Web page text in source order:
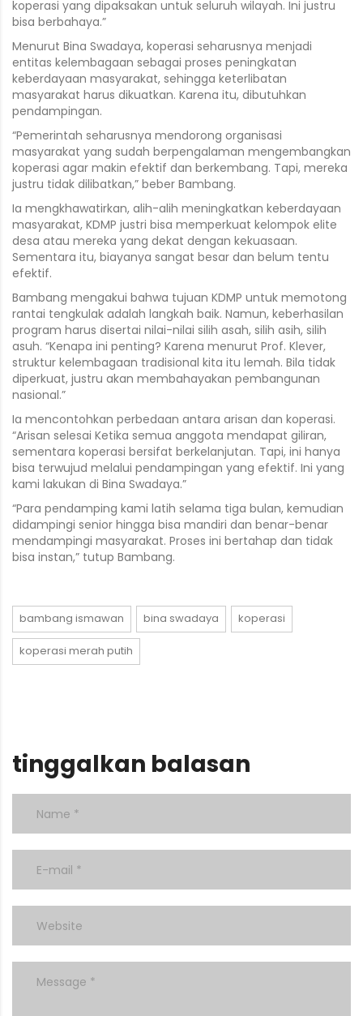
koperasi yang dipaksakan untuk seluruh wilayah. Ini justru
bisa berbahaya.”
Menurut Bina Swadaya, koperasi seharusnya menjadi
entitas kelembagaan sebagai proses peningkatan
keberdayaan masyarakat, sehingga keterlibatan
masyarakat harus dikuatkan. Karena itu, dibutuhkan
pendampingan.
“Pemerintah seharusnya mendorong organisasi
masyarakat yang sudah berpengalaman mengembangkan
koperasi agar makin efektif dan berkembang. Tapi, mereka
justru tidak dilibatkan,” beber Bambang.
Ia mengkhawatirkan, alih-alih meningkatkan keberdayaan
masyarakat, KDMP justri bisa memperkuat kelompok elite
desa atau mereka yang dekat dengan kekuasaan.
Sementara itu, biayanya sangat besar dan belum tentu
efektif.
Bambang mengakui bahwa tujuan KDMP untuk memotong
rantai tengkulak adalah langkah baik. Namun, keberhasilan
program harus disertai nilai-nilai silih asah, silih asih, silih
asuh. “Kenapa ini penting? Karena menurut Prof. Klever,
struktur kelembagaan tradisional kita itu lemah. Bila tidak
diperkuat, justru akan membahayakan pembangunan
nasional.”
Ia mencontohkan perbedaan antara arisan dan koperasi.
“Arisan selesai Ketika semua anggota mendapat giliran,
sementara koperasi bersifat berkelanjutan. Tapi, ini hanya
bisa terwujud melalui pendampingan yang efektif. Ini yang
kami lakukan di Bina Swadaya.”
“Para pendamping kami latih selama tiga bulan, kemudian
didampingi senior hingga bisa mandiri dan benar-benar
mendampingi masyarakat. Proses ini bertahap dan tidak
bisa instan,” tutup Bambang.
bambang ismawan bina swadaya koperasi
koperasi merah putih
tinggalkan balasan